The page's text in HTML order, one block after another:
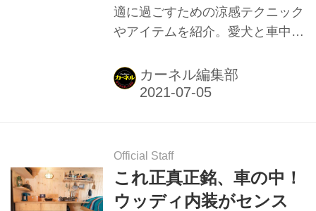
適に過ごすための涼感テクニック
やアイテムを紹介。愛犬と車中泊
ク。 カーネル編集部
Official Staff
これ正真正銘、車の中！
ウッディ内装がセンス